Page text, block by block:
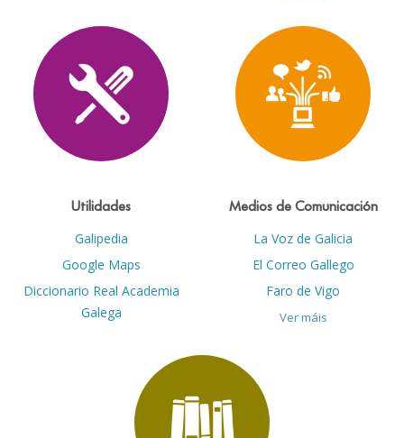
Utilidades
Galipedia
Google Maps
Diccionario Real Academia
Galega
Medios de Comunicación
La Voz de Galicia
El Correo Gallego
Faro de Vigo
Ver máis